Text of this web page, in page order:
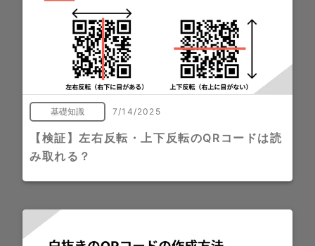
基礎知識 7/14/2025
【検証】左右反転・上下反転のQRコードは読
み取れる？